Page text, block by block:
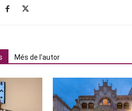
Més de l'autor